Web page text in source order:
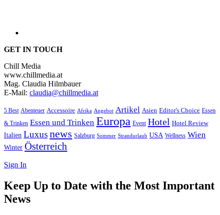
GET IN TOUCH
Chill Media
www.chillmedia.at
Mag. Claudia Hilmbauer
E-Mail: claudia@chillmedia.at
5 Best Abenteuer Accessoire Afrika Angebot Artikel Asien Editor's Choice Essen
& Trinken Essen und Trinken Europa Event Hotel Hotel Review
Italien Luxusnews Salzburg Sommer Strandurlaub USA Wellness Wien
Winter Österreich
Sign In
Keep Up to Date with the Most Important
News